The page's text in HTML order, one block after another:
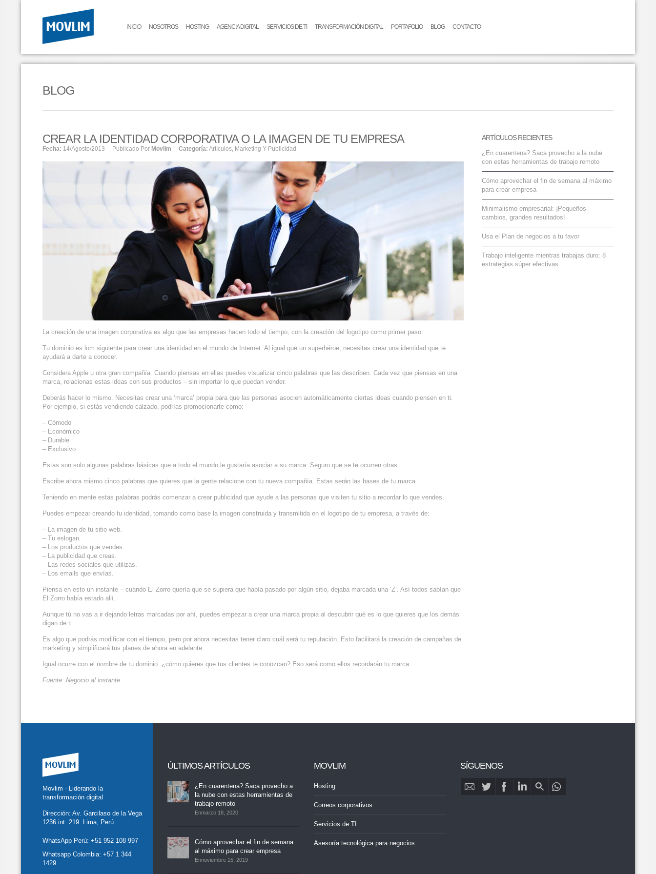
INICIO NOSOTROS HOSTING AGENCIA DIGITAL SERVICIOS DE TI TRANSFORMACIÓN DIGITAL PORTAFOLIO BLOG CONTACTO
BLOG
CREAR LA IDENTIDAD CORPORATIVA O LA IMAGEN DE TU EMPRESA
Fecha: 14/agosto/2013 Publicado Por Movlim Categoría: Artículos, Marketing Y Publicidad
La creación de una imagen corporativa es algo que las empresas hacen todo el tiempo, con la creación del logotipo como primer paso.
Tu dominio es lom siguiente para crear una identidad en el mundo de Internet. Al igual que un superhéroe, necesitas crear una identidad que te
ayudará a darte a conocer.
Considera Apple u otra gran compañía. Cuando piensas en ellas puedes visualizar cinco palabras que las describen. Cada vez que piensas en una
marca, relacionas estas ideas con sus productos – sin importar lo que puedan vender.
Deberás hacer lo mismo. Necesitas crear una ‘marca’ propia para que las personas asocien automáticamente ciertas ideas cuando piensen en ti.
Por ejemplo, si estás vendiendo calzado, podrías promocionarte como:
– Cómodo
– Económico
– Durable
– Exclusivo
Estas son solo algunas palabras básicas que a todo el mundo le gustaría asociar a su marca. Seguro que se te ocurren otras.
Escribe ahora mismo cinco palabras que quieres que la gente relacione con tu nueva compañía. Estas serán las bases de tu marca.
Teniendo en mente estas palabras podrás comenzar a crear publicidad que ayude a las personas que visiten tu sitio a recordar lo que vendes.
Puedes empezar creando tu identidad, tomando como base la imagen construida y transmitida en el logotipo de tu empresa, a través de:
– La imagen de tu sitio web.
– Tu eslogan.
– Los productos que vendes.
– La publicidad que creas.
– Las redes sociales que utilizas.
– Los emails que envías.
Piensa en esto un instante – cuando El Zorro quería que se supiera que había pasado por algún sitio, dejaba marcada una ‘Z’. Así todos sabían que
El Zorro había estado allí.
Aunque tú no vas a ir dejando letras marcadas por ahí, puedes empezar a crear una marca propia al descubrir qué es lo que quieres que los demás
digan de ti.
Es algo que podrás modificar con el tiempo, pero por ahora necesitas tener claro cuál será tu reputación. Esto facilitará la creación de campañas de
marketing y simplificará tus planes de ahora en adelante.
Igual ocurre con el nombre de tu dominio: ¿cómo quieres que tus clientes te conozcan? Eso será como ellos recordarán tu marca.
Fuente: Negocio al instante
ARTÍCULOS RECIENTES
¿En cuarentena? Saca provecho a la nube
con estas herramientas de trabajo remoto
Cómo aprovechar el fin de semana al máximo
para crear empresa
Minimalismo empresarial: ¡Pequeños
cambios, grandes resultados!
Usa el Plan de negocios a tu favor
Trabajo inteligente mientras trabajas duro: 8
estrategias súper efectivas
Movlim - Liderando la
transformación digital
Dirección: Av. Garcilaso de la Vega
1236 int. 219. Lima, Perú.
WhatsApp Perú: +51 952 108 997
Whatsapp Colombia: +57 1 344
1429
ÚLTIMOS ARTÍCULOS
¿En cuarentena? Saca provecho a
la nube con estas herramientas de
trabajo remoto
Enmarzo 18, 2020
Cómo aprovechar el fin de semana
al máximo para crear empresa
Ennoviembre 15, 2019
MOVLIM
Hosting
Correos corporativos
Servicios de TI
Asesoría tecnológica para negocios
SÍGUENOS